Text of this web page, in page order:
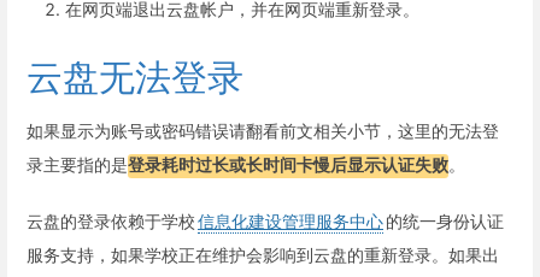
在网页端退出云盘帐户，并在网页端重新登录。
云盘无法登录
如果显示为账号或密码错误请翻看前文相关小节，这里的无法登
录主要指的是登录耗时过长或长时间卡慢后显示认证失败。
云盘的登录依赖于学校信息化建设管理服务中心的统一身份认证
服务支持，如果学校正在维护会影响到云盘的重新登录。如果出